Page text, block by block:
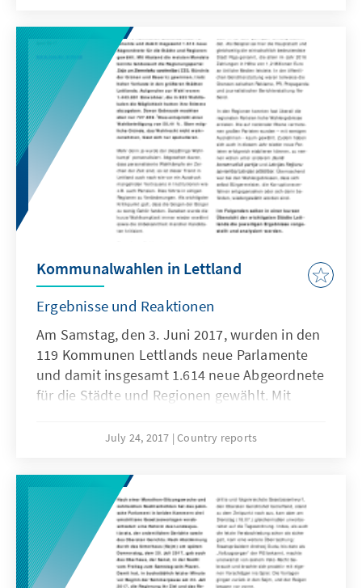
nationaler und internationaler Einwände.
Zuvor hatte die Venedig-Kommission des
Europarates sich klar gegen die
Wahlrechtsreform ausgesprochen.
Kommunalwahlen in Lettland
Ergebnisse und Reaktionen
Am Samstag, den 3. Juni 2017, wurden in den
119 Kommunen Lettlands neue Parlamente
und damit insgesamt 1.614 neue Abgeordnete
für die Städte und Regionen gewählt. Mit
landesweit die Regierungspartei Zaļo un
und Bauern) gewinnen, trotz hoher Verluste in
den größeren Städten Lettlands. Aufgerufen
zur Wahl waren 1.443.801 Einwohner, die in
955 Wahllokalen die Möglichkeit hatten ihre
Stimme abzugeben. Davon Gebrauch
machten aber nur 727.839.
July 24, 2017 Country reports